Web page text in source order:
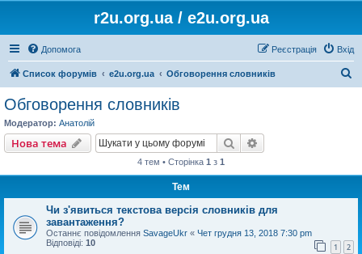
r2u.org.ua / e2u.org.ua
Допомога Вхід
Реєстрація
Список форумів e2u.org.ua Обговорення словників
Обговорення словників
Модератор: Анатолій
Нова тема Пошук
4 тем • Сторінка 1 з 1
Тем
Чи з'явиться текстова версія словників для
завантаження?
Останнє повідомлення SavageUkr « Чет грудня 13, 2018 7:30 pm
Відповіді: 10 1 2